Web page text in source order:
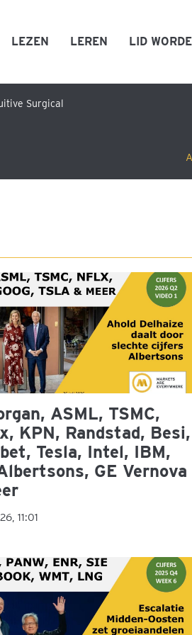
LEZEN LEREN LID
Surgical
ASML, TSMC,
KPN, Randstad, Besi,
Tesla, Intel, IBM,
GE Vernova
11:01